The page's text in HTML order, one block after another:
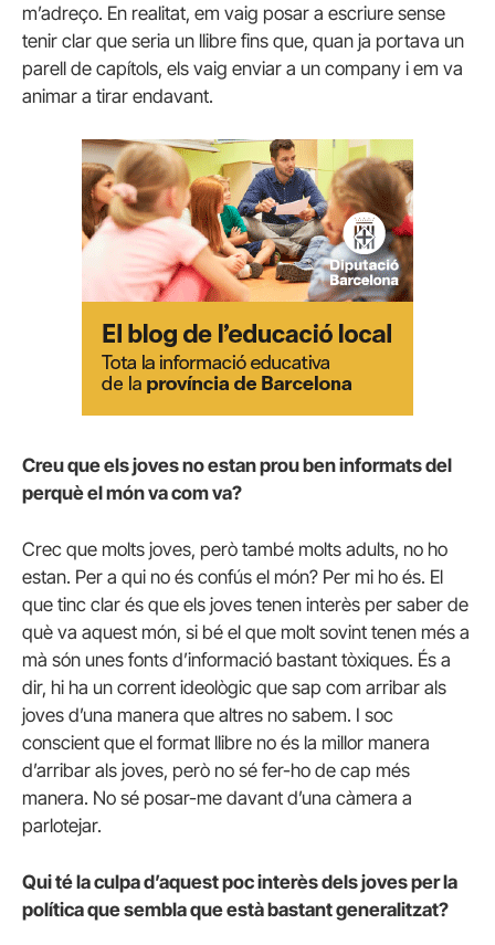
m’adreço. En realitat, em vaig posar a escriure sense
tenir clar que seria un llibre fins que, quan ja portava un
parell de capítols, els vaig enviar a un company i em va
animar a tirar endavant.
Creu que els joves no estan prou ben informats del
perquè el món va com va?
Crec que molts joves, però també molts adults, no ho
estan. Per a qui no és confús el món? Per mi ho és. El
que tinc clar és que els joves tenen interès per saber de
què va aquest món, si bé el que molt sovint tenen més a
mà són unes fonts d’informació bastant tòxiques. És a
dir, hi ha un corrent ideològic que sap com arribar als
joves d’una manera que altres no sabem. I soc
conscient que el format llibre no és la millor manera
d’arribar als joves, però no sé fer-ho de cap més
manera. No sé posar-me davant d’una càmera a
parlotejar.
Qui té la culpa d’aquest poc interès dels joves per la
política que sembla que està bastant generalitzat?